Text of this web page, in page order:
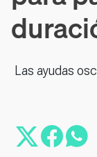
Las ayudas